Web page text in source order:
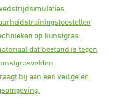
op kunstgras.
dat bestand is tegen
bij aan een veilige en